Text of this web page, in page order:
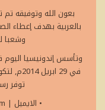
بعون الله وتوفيقه تم
بالعربية بهدف إعطاء
وشعبا
في 29
توفر
• الايميل |